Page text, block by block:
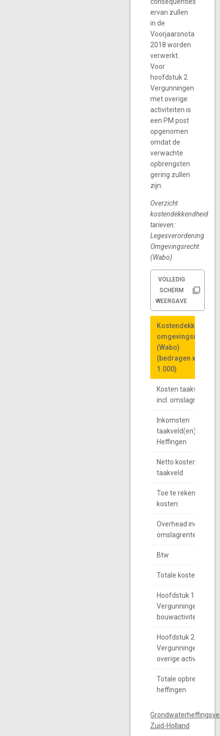
ervan zullen
in de
Voorjaarsnota
2018 worden
verwerkt.
Voor
hoofdstuk 2
Vergunningen
met overige
activiteiten is
een PM post
opgenomen
omdat de
verwachte
opbrengsten
gering zullen
zijn.
Overzicht
kostendekkendheid
tarieven:
Legesverordening
Omgevingsrecht
(Wabo)
VOLLEDIG
SCHERM
WEERGAVE
omgevingsrecht
(Wabo)
(bedragen x €
1.000)
omgevingsrecht
(Wabo)
(bedragen x €
1.000)
Kosten
incl. omslagrente
Inkomsten
taakveld(en), excl.
Heffingen
Netto kosten
taakveld
Toe te rekenen
kosten:
Overhead incl.
omslagrente
Btw
Totale kosten
Hoofdstuk 1:
Vergunningen met
bouwactiviteiten
Hoofdstuk 2:
Vergunningen met
overige activiteiten
Totale opbrengsten
heffingen
Zuid-Holland